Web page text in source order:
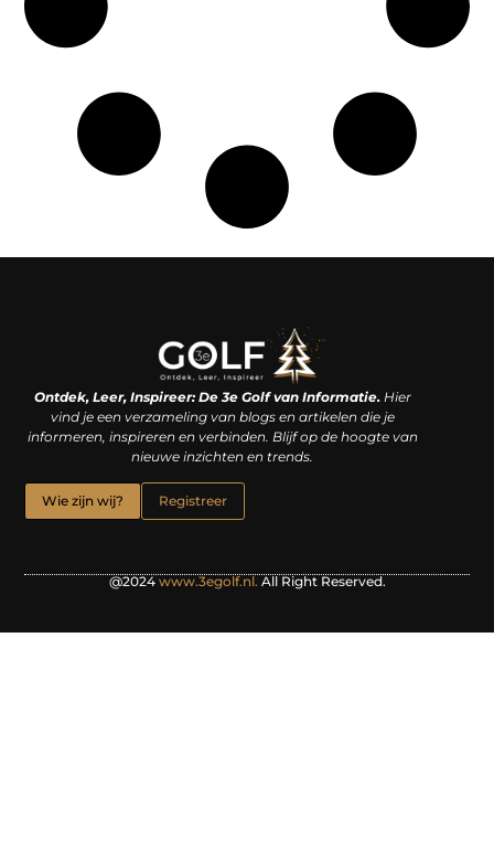
Ontdek, Leer, Inspireer: De 3e Golf van Informatie.Hier
vind je een verzameling van blogs en artikelen die je
informeren, inspireren en verbinden. Blijf op de hoogte van
nieuwe inzichten en trends.
Wie zijn wij? Registreer
@2024www.3egolf.nl.All Right Reserved.